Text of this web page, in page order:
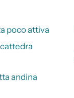
poco attiva
andina